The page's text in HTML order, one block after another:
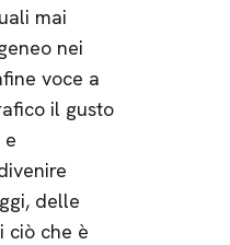
mai
nei
voce a
il gusto
e
delle
ciò che è